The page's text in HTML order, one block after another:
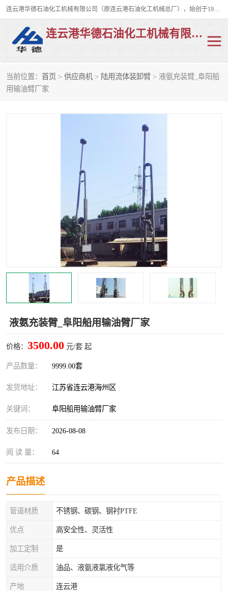
连云港华德石油化工机械有限公司（原连云港石油化工机械总厂），始创于1982年，是从事码头船用流体装卸臂、陆用流体装卸臂（鹤管）、活动梯、钢构平台、定量装车系统等全系列流体装卸设备的设计、制造、销售以及服务的专业供应商。
连云港华德石油化工机械有限公司
当前位置： 首页 > 供应商机 > 陆用流体装卸臂 > 液氨充装臂_阜阳船
用输油臂厂家
液氨充装臂_阜阳船用输油臂厂家
价格： 3500.00 元/套 起
产品数量： 9999.00套
发货地址： 江苏省连云港海州区
关键词： 阜阳船用输油臂厂家
发布日期： 2026-08-08
阅 读 量： 64
产品描述
管道材质 不锈钢、碳钢、钢衬PTFE
优点 高安全性、灵活性
加工定制 是
适用介质 油品、液氨液氯液化气等
产地 连云港
陆用流体装卸臂
液氯鹤管
活动梯
卸车鹤管
输油臂
紧急脱离干式接头 火车鹤管
顶部鹤管
低温鹤管
浮动出油装置